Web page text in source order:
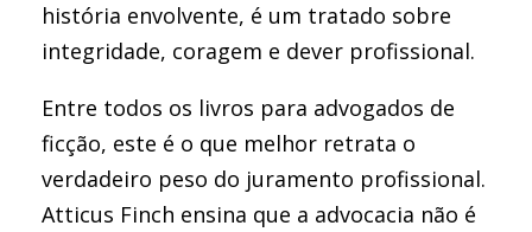
história envolvente, é um tratado sobre
integridade, coragem e dever profissional.
Entre todos os livros para advogados de
ficção, este é o que melhor retrata o
verdadeiro peso do juramento profissional.
Atticus Finch ensina que a advocacia não é